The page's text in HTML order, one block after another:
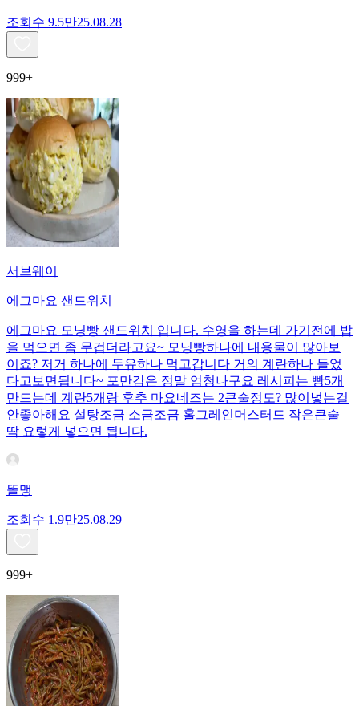
조회수 9.5만25.08.28
999+
서브웨이
에그마요 샌드위치
에그마요 모닝빵 샌드위치 입니다. 수영을 하는데 가기전에 밥
을 먹으면 좀 무겁더라고요~ 모닝빵하나에 내용물이 많아보
이죠? 저거 하나에 두유하나 먹고갑니다 거의 계란하나 들었
다고보면됩니다~ 포만감은 정말 엄청나구요 레시피는 빵5개
만드는데 계란5개랑 후추 마요네즈는 2큰술정도? 많이넣는걸
안좋아해요 설탕조금 소금조금 홀그레인머스터드 작은큰술
딱 요렇게 넣으면 됩니다.
똘맹
조회수 1.9만25.08.29
999+